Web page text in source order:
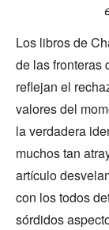
Los libros de
de las fronteras
reflejan el
valores del
la verdadera
muchos tan
artículo
con los todos
sórdidos